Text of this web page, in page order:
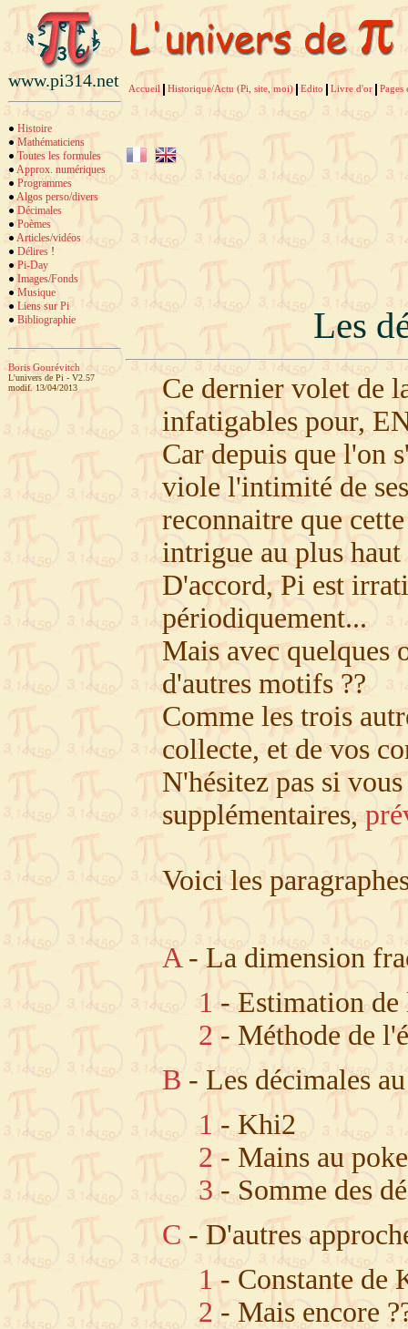
www.pi314.net
Histoire
Mathématiciens
Toutes les formules
Approx. numériques
Programmes
Algos perso/divers
Décimales
Poèmes
Articles/vidéos
Délires !
Pi-Day
Images/Fonds
Musique
Liens sur Pi
Bibliographie
Boris Gourévitch
L'univers de Pi - V2.57
modif. 13/04/2013
Accueil Historique/Actu (Pi, site, moi) Edito Livre d'or Pages
Les
Ce dernier volet de
infatigables pour,
Car depuis que l'on
viole l'intimité de
reconnaitre que
intrigue au plus
D'accord, Pi est
périodiquement...
Mais avec quelques
d'autres motifs ??
Comme les trois
collecte, et de vos
N'hésitez pas si
supplémentaires,
Voici les
A- La dimension
1- Estimation de
2- Méthode de
B - Les décimales
1- Khi2
2- Mains au
3- Somme des
C - D'autres
1- Constante de
2- Mais encore